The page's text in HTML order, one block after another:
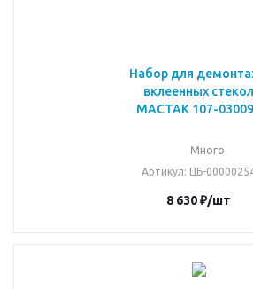
Набор для
вклеенных стекол
МАСТАК 107-
Много
Артикул: ЦБ-
8 630₽/шт